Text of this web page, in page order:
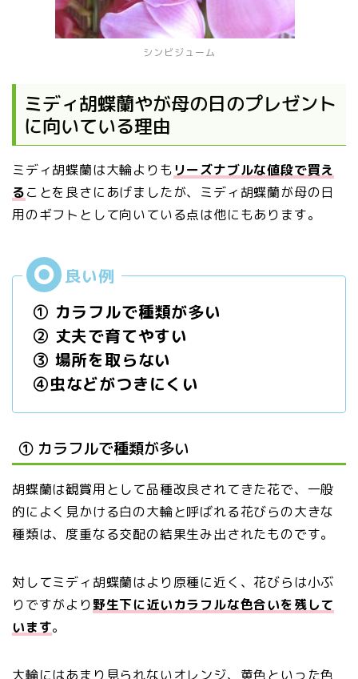
シンビジューム
ミディ胡蝶蘭やが母の日のプレゼント
に向いている理由
ミディ胡蝶蘭は大輪よりもリーズナブルな値段で買え
ることを良さにあげましたが、ミディ胡蝶蘭が母の日
用のギフトとして向いている点は他にもあります。
① カラフルで種類が多い
② 丈夫で育てやすい
③ 場所を取らない
④虫などがつきにくい
① カラフルで種類が多い
胡蝶蘭は観賞用として品種改良されてきた花で、一般
的によく見かける白の大輪と呼ばれる花びらの大きな
種類は、度重なる交配の結果生み出されたものです。
対してミディ胡蝶蘭はより原種に近く、花びらは小ぶ
りですがより野生下に近いカラフルな色合いを残して
います。
大輪にはあまり見られないオレンジ、黄色といった色